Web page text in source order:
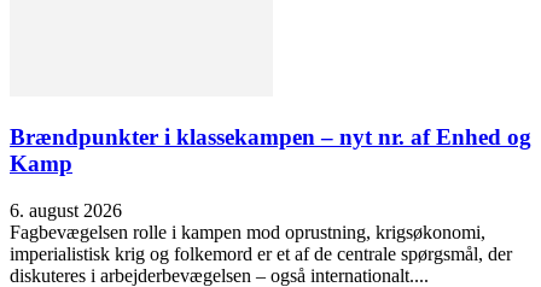
Brændpunkter i klassekampen – nyt nr. af Enhed og
Kamp
6. august 2026
Fagbevægelsen rolle i kampen mod oprustning, krigsøkonomi,
imperialistisk krig og folkemord er et af de centrale spørgsmål, der
diskuteres i arbejderbevægelsen – også internationalt....